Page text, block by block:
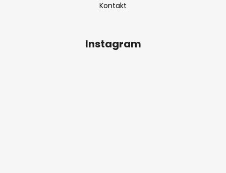
Kontakt
Instagram